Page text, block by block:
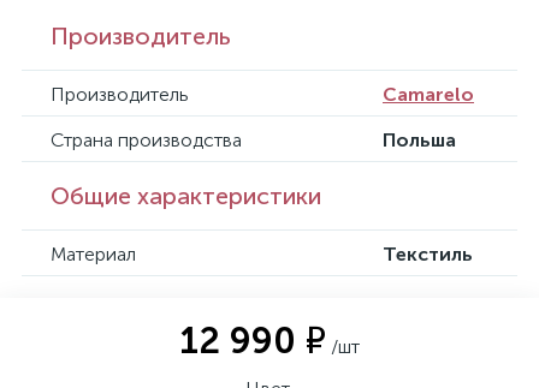
Производитель
Производитель
Camarelo
Страна производства
Польша
Общие характеристики
Материал Текстиль
12 990 ₽ /шт